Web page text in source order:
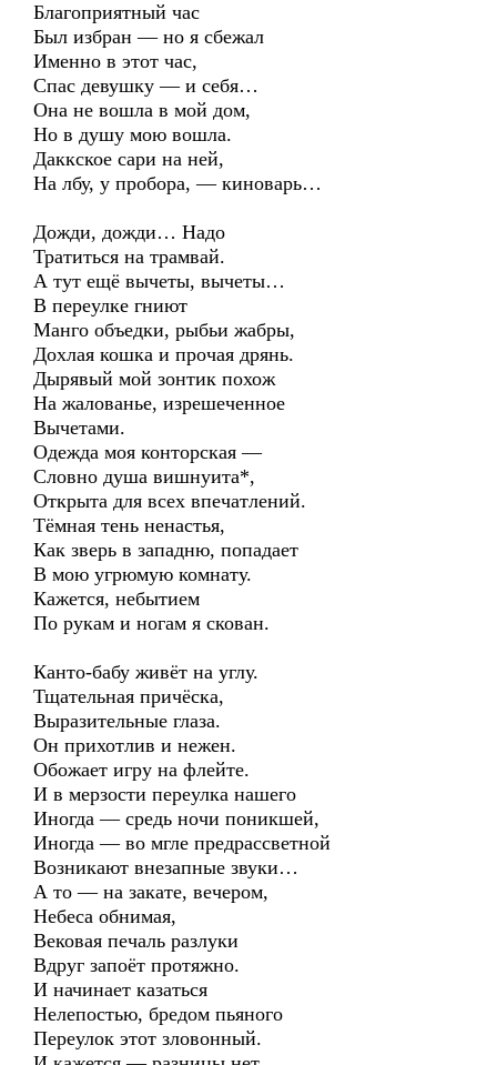
Благоприятный час
Был избран — но я сбежал
Именно в этот час,
Спас девушку — и себя…
Она не вошла в мой дом,
Но в душу мою вошла.
Даккское сари на ней,
На лбу, у пробора, — киноварь…
Дожди, дожди… Надо
Тратиться на трамвай.
А тут ещё вычеты, вычеты…
В переулке гниют
Манго объедки, рыбьи жабры,
Дохлая кошка и прочая дрянь.
Дырявый мой зонтик похож
На жалованье, изрешеченное
Вычетами.
Одежда моя конторская —
Словно душа вишнуита*,
Открыта для всех впечатлений.
Тёмная тень ненастья,
Как зверь в западню, попадает
В мою угрюмую комнату.
Кажется, небытием
По рукам и ногам я скован.
Канто-бабу живёт на углу.
Тщательная причёска,
Выразительные глаза.
Он прихотлив и нежен.
Обожает игру на флейте.
И в мерзости переулка нашего
Иногда — средь ночи поникшей,
Иногда — во мгле предрассветной
Возникают внезапные звуки…
А то — на закате, вечером,
Небеса обнимая,
Вековая печаль разлуки
Вдруг запоёт протяжно.
И начинает казаться
Нелепостью, бредом пьяного
Переулок этот зловонный.